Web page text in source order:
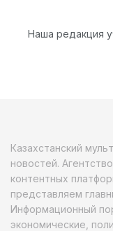
Наша редакция
Казахстанский
новостей.
контентных
представляем
Информационный
экономические,